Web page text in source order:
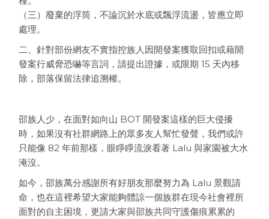
（三）廢棄的浮筒，不論沉於水底或飄浮流盪，皆應立即
處理。
二、針對部份網友不實指控族人因開發案獲取回扣或藉開
發案行威脅恐嚇等言詞，請提出證據，或限期 15 天內移
除，部落保留法律追溯權。
邵族人少，在面對如向山 BOT 開發案這樣的巨大侵擾
時，如果沒有社群網路上的眾多友人幫忙發聲，我們或許
只能像 82 年前那樣，眼睜睜流淚看著 Lalu 與家園被大水
淹沒。
如今，邵族萬分感謝所有好朋友那麼努力為 Lalu 景觀請
命，也在這裡希望大家能夠體諒一個族群在現今社會裡所
面對的自主困境，更請大家與邵族共同守護傷痕累累的